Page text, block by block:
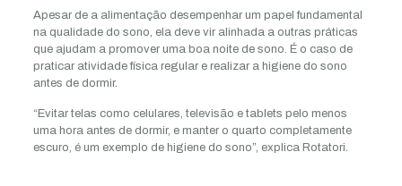
Apesar de a alimentação desempenhar um papel fundamental
na qualidade do sono, ela deve vir alinhada a outras práticas
que ajudam a promover uma boa noite de sono. É o caso de
praticar atividade física regular e realizar a higiene do sono
antes de dormir.
“Evitar telas como celulares, televisão e tablets pelo menos
uma hora antes de dormir, e manter o quarto completamente
escuro, é um exemplo de higiene do sono”, explica Rotatori.